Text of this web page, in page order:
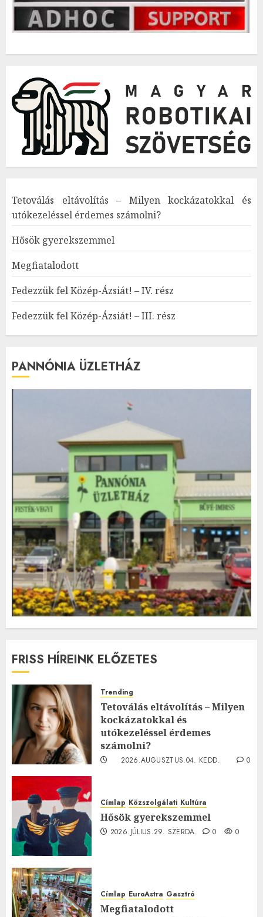
Tetoválás eltávolítás – Milyen kockázatokkal és
utókezeléssel érdemes számolni?
Hősök gyerekszemmel
Megfiatalodott
Fedezzük fel Közép-Ázsiát! – IV. rész
Fedezzük fel Közép-Ázsiát! – III. rész
PANNÓNIA ÜZLETHÁZ
FRISS HÍREINK ELŐZETES
Trending
Tetoválás eltávolítás – Milyen
kockázatokkal és
utókezeléssel érdemes
számolni?
2026.AUGUSZTUS.04. KEDD.
0
Címlap Közszolgálati Kultúra
Hősök gyerekszemmel
2026.JÚLIUS.29. SZERDA. 0 0
Címlap EuroAstra Gasztró
Megfiatalodott